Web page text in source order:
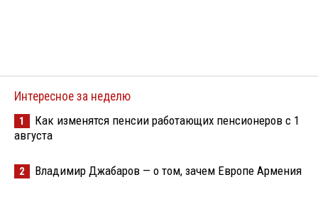
Интересное за неделю
1
Как изменятся пенсии работающих пенсионеров с 1
августа
2 Владимир Джабаров — о том, зачем Европе Армения